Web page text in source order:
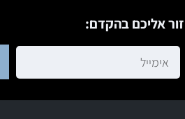
אליכם בהקדם: